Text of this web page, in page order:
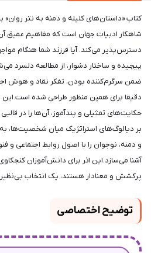
کتاب «داستان‌های کلیله و دمنه به نثر
شاهکار ادبیات جهان است که مفاهیم عمیق
دسترس‌پذیر می‌کند. آیا فرزند شما هنگام
پیچیده و ساختار دشوار، از مطالعه دلسرد
ضمن سرگرم‌کننده بودن، تفکر نقاد و هوش
دقیقا برای همین منظور طراحی شده
حکایت‌های تمثیلی و پندآموز، آن‌ها را در
بر دیالوگ‌های استراتژیک میان شخصیت‌ها،
و دمنه، نوجوان را با اصول روابط اجتماعی و
آشنا می‌سازد.این اثر برای دانش‌آموزان
پرکشش و معنادار هستند، یک انتخاب
توضیح اختصاصی